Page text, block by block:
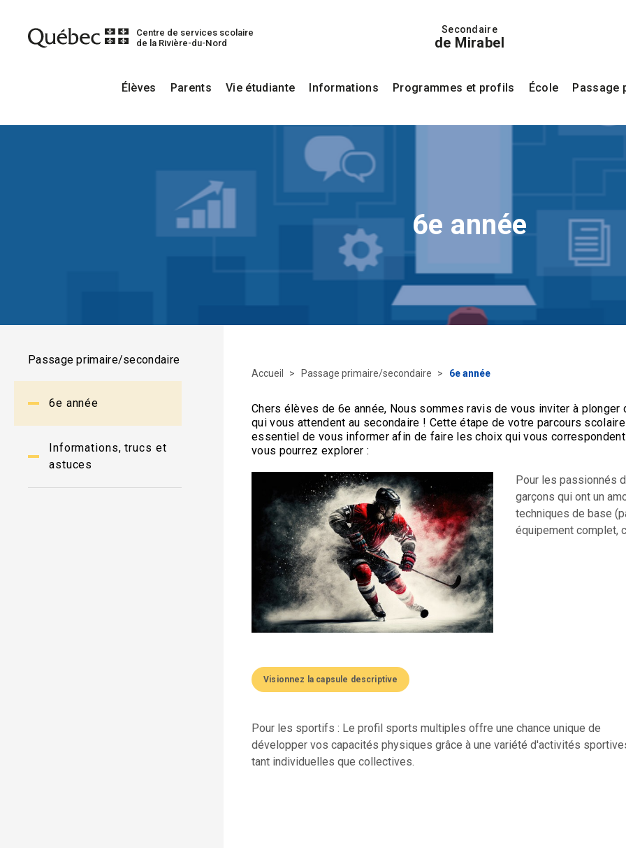
Centre de services scolaire
de la Rivière-du-Nord
Secondaire
de Mirabel
Élèves Parents Vie étudiante Informations Programmes et profils École Passage
6e année
Passage primaire/secondaire
6e année
Informations, trucs et
astuces
Accueil Passage primaire/secondaire 6e année
Chers élèves de 6e année, Nous sommes ravis de vous inviter à
qui vous attendent au secondaire ! Cette étape de votre parcours
essentiel de vous informer afin de faire les choix qui vous
vous pourrez explorer :
Pour les passionnés
garçons qui ont un
techniques de base
équipement complet,
Visionnez la capsule descriptive
Pour les sportifs : Le profil sports multiples offre une chance unique de
développer vos capacités physiques grâce à une variété d'activités
tant individuelles que collectives.